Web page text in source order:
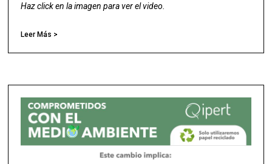
Haz click en la imagen para ver el video.
Leer Más >